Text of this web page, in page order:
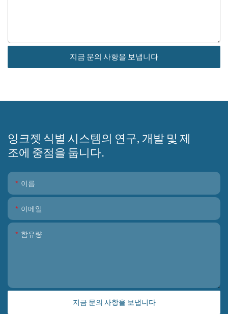
지금 문의 사항을 보냅니다
잉크젯 식별 시스템의 연구, 개발 및 제
조에 중점을 둡니다.
이름
이메일
함유량
지금 문의 사항을 보냅니다